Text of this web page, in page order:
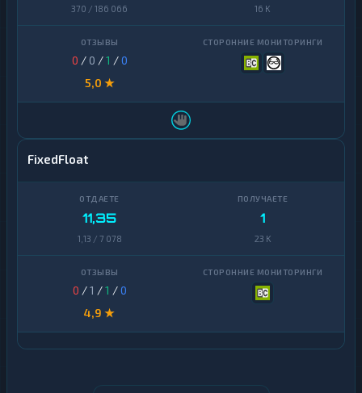
370 / 186 066 16 K
0 / 0 /1 /0
5,0 ★
FixedFloat
11,35
1,13 / 7 078
1
23 K
0 /1 /1 /0
4,9 ★